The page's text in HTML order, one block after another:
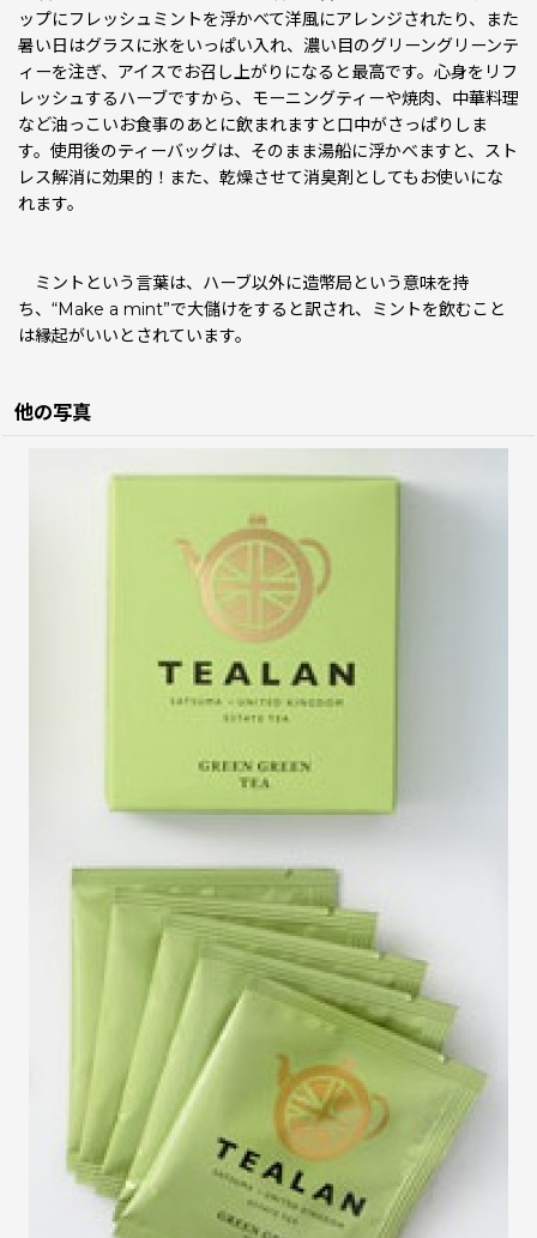
ップにフレッシュミントを浮かべて洋風にアレンジされたり、また
暑い日はグラスに氷をいっぱい入れ、濃い目のグリーングリーンテ
ィーを注ぎ、アイスでお召し上がりになると最高です。心身をリフ
レッシュするハーブですから、モーニングティーや焼肉、中華料理
など油っこいお食事のあとに飲まれますと口中がさっぱりしま
す。使用後のティーバッグは、そのまま湯船に浮かべますと、スト
レス解消に効果的！また、乾燥させて消臭剤としてもお使いにな
れます。
ミントという言葉は、ハーブ以外に造幣局という意味を持
ち、“Make a mint”で大儲けをすると訳され、ミントを飲むこと
は縁起がいいとされています。
他の写真